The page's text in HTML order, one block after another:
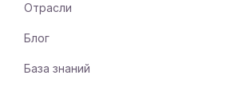
Отрасли
Блог
База знаний